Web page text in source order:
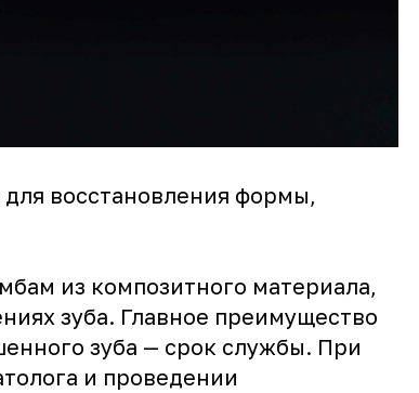
для восстановления формы,
из композитного материала,
зуба. Главное преимущество
зуба — срок службы. При
и проведении